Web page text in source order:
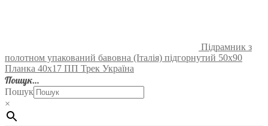
Підрамник з
полотном упакований бавовна (Італія) підгорнутий 50х90
Планка 40х17 ПП Трек Україна
Пошук…
Пошук
×